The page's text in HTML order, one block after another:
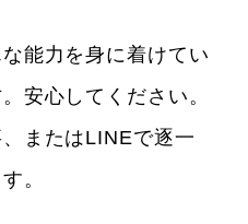
能力を身に着けてい
安心してください。
またはLINEで逐一
。